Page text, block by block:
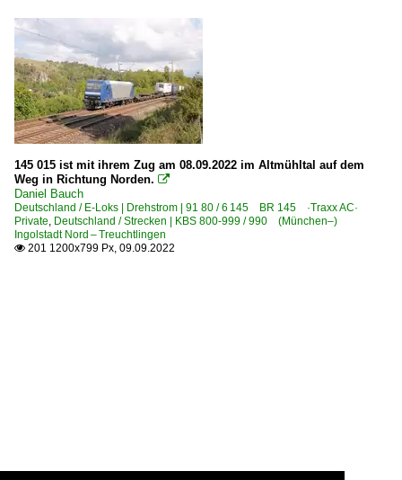
145 015 ist mit ihrem Zug am 08.09.2022 im Altmühltal auf dem
Weg in Richtung Norden. 
Daniel Bauch
Deutschland / E-Loks | Drehstrom | 91 80 / 6 145 BR 145 ·Traxx AC·
Private, Deutschland / Strecken | KBS 800-999 / 990 (München–)
Ingolstadt Nord – Treuchtlingen
 201 1200x799 Px, 09.09.2022